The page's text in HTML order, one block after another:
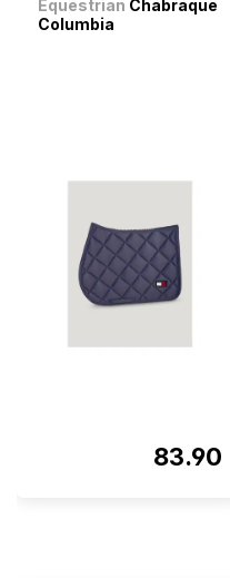
Equestrian Chabraque
Columbia
83.90